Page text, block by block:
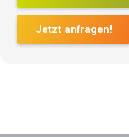
Jetzt anfragen!